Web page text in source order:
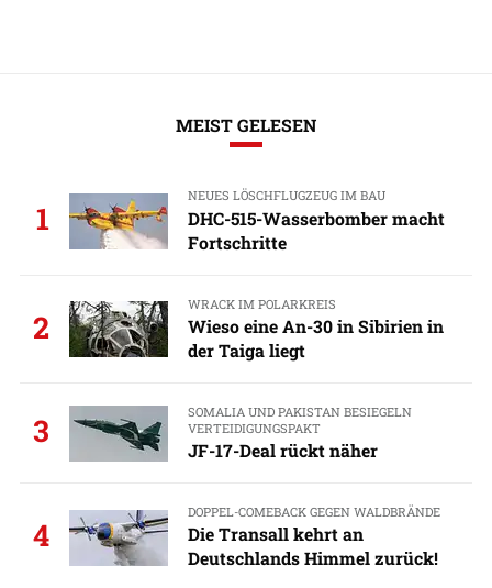
MEIST GELESEN
1
NEUES LÖSCHFLUGZEUG IM BAU
DHC-515-Wasserbomber macht
Fortschritte
2
WRACK IM POLARKREIS
Wieso eine An-30 in Sibirien in
der Taiga liegt
3
SOMALIA UND PAKISTAN BESIEGELN
VERTEIDIGUNGSPAKT
JF-17-Deal rückt näher
4
DOPPEL-COMEBACK GEGEN WALDBRÄNDE
Die Transall kehrt an
Deutschlands Himmel zurück!